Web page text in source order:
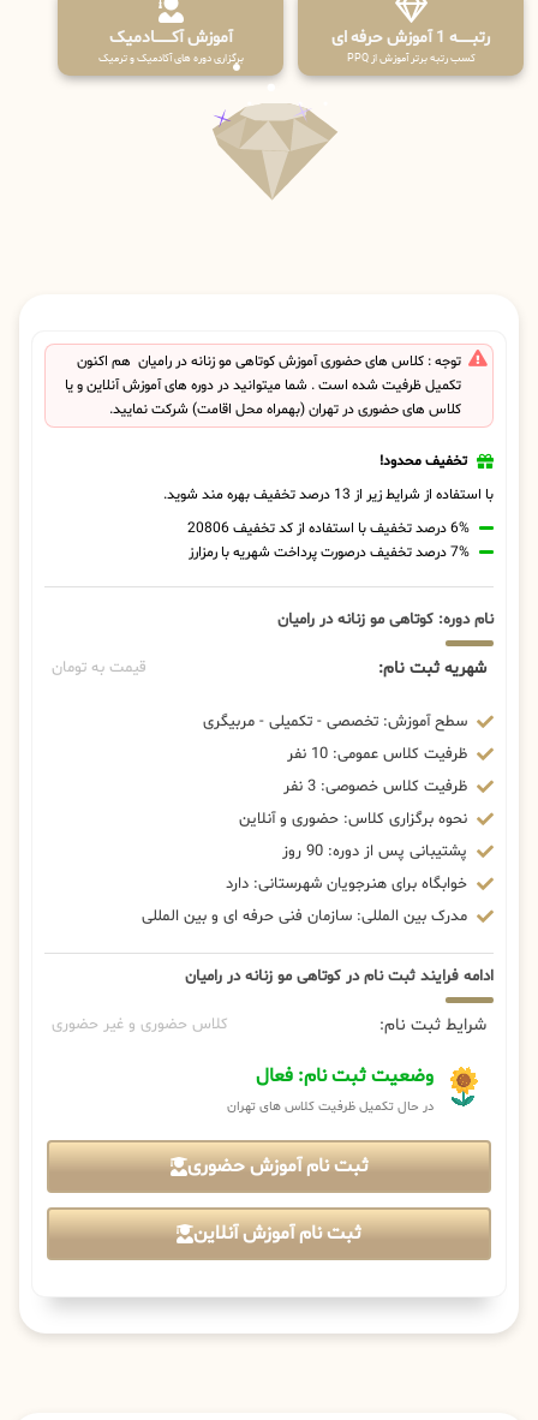
رتبــــــه 1 آموزش حرفه ای
کسب رتبه برتر آموزش از PPQ
آموزش آکـــــــادمیک
برگزاری دوره های آکادمیک و ترمیک
توجه : کلاس های حضوری آموزش کوتاهی مو زنانه در رامیان هم اکنون
تکمیل ظرفیت شده است . شما میتوانید در دوره های آموزش آنلاین و یا
کلاس های حضوری در تهران (بهمراه محل اقامت) شرکت نمایید.
تخفیف محدود!
با استفاده از شرایط زیر از 13 درصد تخفیف بهره مند شوید.
6% درصد تخفیف با استفاده از کد تخفیف 20806
7% درصد تخفیف درصورت پرداخت شهریه با رمزارز
نام دوره: کوتاهی مو زنانه در رامیان
شهریه ثبت نام: قیمت به تومان
سطح آموزش: تخصصی - تکمیلی - مربیگری
ظرفیت کلاس عمومی: 10 نفر
ظرفیت کلاس خصوصی: 3 نفر
نحوه برگزاری کلاس: حضوری و آنلاین
پشتیبانی پس از دوره: 90 روز
خوابگاه برای هنرجویان شهرستانی: دارد
مدرک بین المللی: سازمان فنی حرفه ای و بین المللی
ادامه فرایند ثبت نام در کوتاهی مو زنانه در رامیان
شرایط ثبت نام: کلاس حضوری و غیر حضوری
وضعیت ثبت نام: فعال
در حال تکمیل ظرفیت کلاس های تهران
ثبت نام آموزش حضوری
ثبت نام آموزش آنلاین